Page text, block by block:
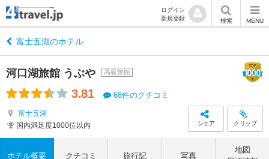
ログイン
新規登録
検索 MENU
富士五湖のホテル
河口湖旅館 うぶや 高級旅館
3.81 68件のクチコミ
富士五湖
国内満足度1000位以内
シェア クリップ
ホテル概要 クチコミ 旅行記 写真
地図